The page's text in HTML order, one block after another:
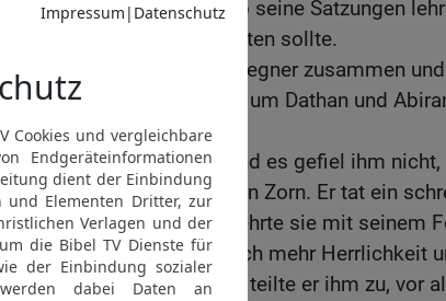
des Bundes, dass er Jakob seine Satzungen
mit seinem Gesetz erleuchten sollte.
Es rotteten sich seine Gegner zusammen
ihn in der Wüste: die Leute um Dathan und
Korach in wütendem Zorn.
19
Aber der Herr sah es, und es gefiel ihm
verschlungen im grimmigen Zorn. Er tat ein
Zeichen an ihnen und verzehrte sie mit seinem
20 Und er verlieh Aaron noch mehr Herrlichkeit
Erbteil: Die Erstlingsgaben teilte er ihm zu, vor